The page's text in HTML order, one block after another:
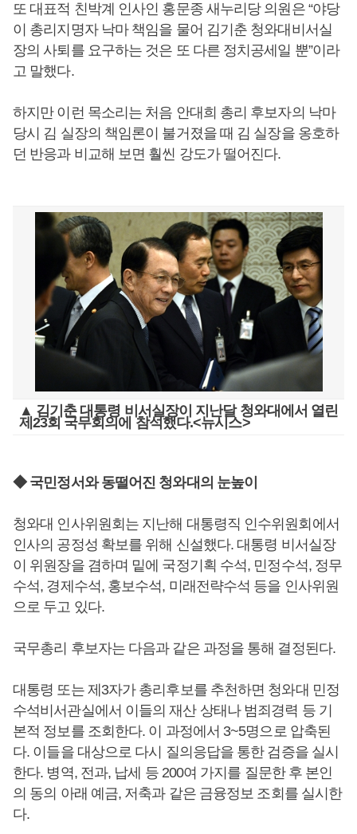
또 대표적 친박계 인사인 홍문종 새누리당 의원은 “야당
이 총리지명자 낙마 책임을 물어 김기춘 청와대비서실
장의 사퇴를 요구하는 것은 또 다른 정치공세일 뿐”이라
고 말했다.
하지만 이런 목소리는 처음 안대희 총리 후보자의 낙마
당시 김 실장의 책임론이 불거졌을 때 김 실장을 옹호하
던 반응과 비교해 보면 훨씬 강도가 떨어진다.
▲ 김기춘 대통령 비서실장이 지난달 청와대에서 열린
제23회 국무회의에 참석했다.<뉴시스>
◆ 국민정서와 동떨어진 청와대의 눈높이
청와대 인사위원회는 지난해 대통령직 인수위원회에서
인사의 공정성 확보를 위해 신설했다. 대통령 비서실장
이 위원장을 겸하며 밑에 국정기획 수석, 민정수석, 정무
수석, 경제수석, 홍보수석, 미래전략수석 등을 인사위원
으로 두고 있다.
국무총리 후보자는 다음과 같은 과정을 통해 결정된다.
대통령 또는 제3자가 총리후보를 추천하면 청와대 민정
수석비서관실에서 이들의 재산 상태나 범죄경력 등 기
본적 정보를 조회한다. 이 과정에서 3~5명으로 압축된
다. 이들을 대상으로 다시 질의응답을 통한 검증을 실시
한다. 병역, 전과, 납세 등 200여 가지를 질문한 후 본인
의 동의 아래 예금, 저축과 같은 금융정보 조회를 실시한
다.